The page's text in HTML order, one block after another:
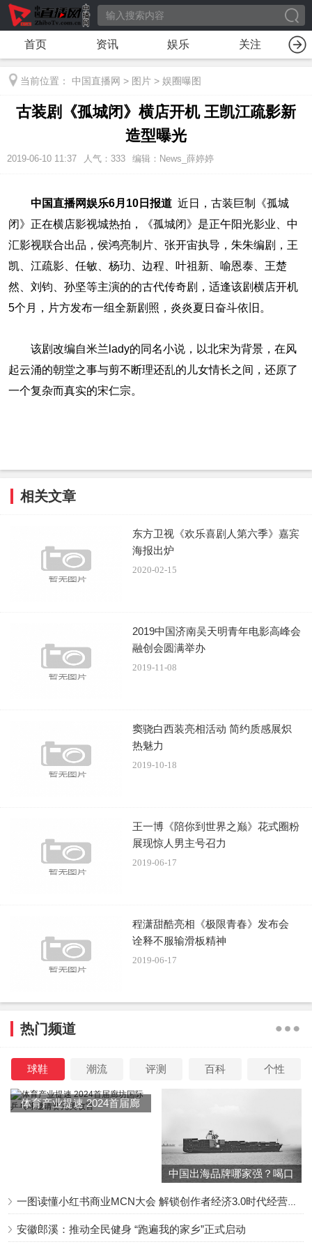
首页 资讯 娱乐 关注
当前位置： 中国直播网 > 图片 > 娱圈曝图
古装剧《孤城闭》横店开机 王凯江疏影新
造型曝光
2019-06-10 11:37 人气： 333 编辑：News_薛婷婷
中国直播网娱乐6月10日报道 近日，古装巨制《孤城
闭》正在横店影视城热拍，《孤城闭》是正午阳光影业、中
汇影视联合出品，侯鸿亮制片、张开宙执导，朱朱编剧，王
凯、江疏影、任敏、杨玏、边程、叶祖新、喻恩泰、王楚
然、刘钧、孙坚等主演的的古代传奇剧，适逢该剧横店开机
5个月，片方发布一组全新剧照，炎炎夏日奋斗依旧。
该剧改编自米兰lady的同名小说，以北宋为背景，在风
起云涌的朝堂之事与剪不断理还乱的儿女情长之间，还原了
一个复杂而真实的宋仁宗。
相关文章
东方卫视《欢乐喜剧人第六季》嘉宾
海报出炉
2020-02-15
2019中国济南吴天明青年电影高峰会
融创会圆满举办
2019-11-08
窦骁白西装亮相活动 简约质感展炽
热魅力
2019-10-18
王一博《陪你到世界之巅》花式圈粉
展现惊人男主号召力
2019-06-17
程潇甜酷亮相《极限青春》发布会
诠释不服输滑板精神
2019-06-17
热门频道
球鞋 潮流 评测 百科 个性
体育产业提速 2024首届廊
中国出海品牌哪家强？喝口
安徽郎溪：推动全民健身 “跑遍我的家乡”正式启动